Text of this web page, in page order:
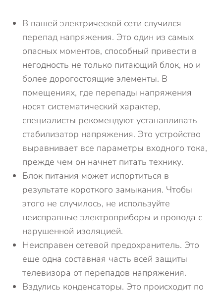
В вашей электрической сети случился
перепад напряжения. Это один из самых
опасных моментов, способный привести в
негодность не только питающий блок, но и
более дорогостоящие элементы. В
помещениях, где перепады напряжения
носят систематический характер,
специалисты рекомендуют устанавливать
стабилизатор напряжения. Это устройство
выравнивает все параметры входного тока,
прежде чем он начнет питать технику.
Блок питания может испортиться в
результате короткого замыкания. Чтобы
этого не случилось, не используйте
неисправные электроприборы и провода с
нарушенной изоляцией.
Неисправен сетевой предохранитель. Это
еще одна составная часть всей защиты
телевизора от перепадов напряжения.
Вздулись конденсаторы. Это происходит по